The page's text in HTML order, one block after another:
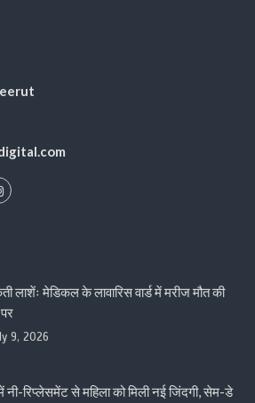
लाशेंः मेडिकल के लावारिस वार्ड में मरीज मौत की
9, 2026
नी-रिप्लेसमेंट से महिला को मिली नई जिंदगी, सेम-डे